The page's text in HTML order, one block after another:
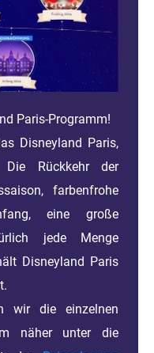
Paris-Programm!
Disneyland Paris,
Rückkehr der
farbenfrohe
eine große
jede Menge
Disneyland Paris
wir die einzelnen
näher unter die